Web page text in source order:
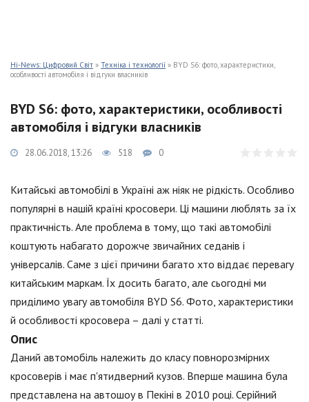
Hi-News: Цифровий Світ » Техніка і технології » BYD S6: фото, характеристики,
особливості автомобіля і відгуки власників
BYD S6: фото, характеристики, особливості
автомобіля і відгуки власників
28.06.2018, 13:26 518 0
Китайські автомобілі в Україні аж ніяк не рідкість. Особливо
популярні в нашій країні кросовери. Ці машини люблять за їх
практичність. Але проблема в тому, що такі автомобілі
коштують набагато дорожче звичайних седанів і
універсалів. Саме з цієї причини багато хто віддає перевагу
китайським маркам. Їх досить багато, але сьогодні ми
приділимо увагу автомобіля BYD S6. Фото, характеристики
й особливості кросовера – далі у статті.
Опис
Даний автомобіль належить до класу повнорозмірних
кросоверів і має п'ятидверний кузов. Вперше машина була
представлена на автошоу в Пекіні в 2010 році. Серійний